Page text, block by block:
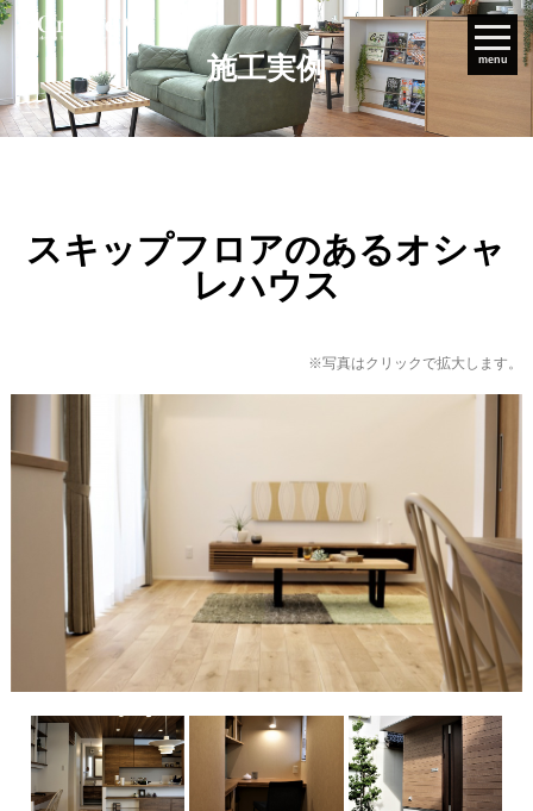
menu
施工実例
スキップフロアのあるオシャ
レハウス
※写真はクリックで拡大します。